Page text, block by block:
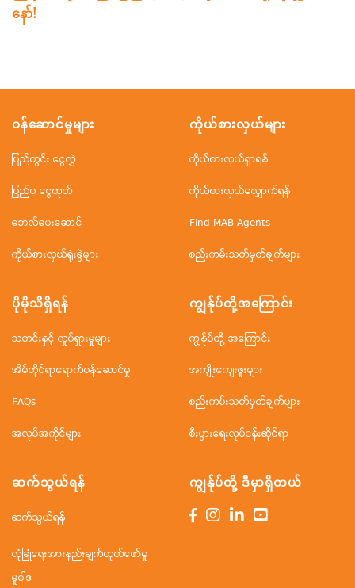
နော်!
ဝန်ဆောင်မှုများ
ပြည်တွင်း ငွေလွှဲ
ပြည်ပ ငွေထုတ်
ဘေလ်ပေးဆောင်
ကိုယ်စားလှယ်ရုံးခွဲများ
ကိုယ်စားလှယ်များ
ကိုယ်စားလှယ်ရှာရန်
ကိုယ်စားလှယ်လျှောက်ရန်
Find MAB Agents
စည်းကမ်းသတ်မှတ်ချက်များ
ပိုမိုသိရှိရန်
သတင်းနှင့် လှုပ်ရှားမှုများ
အိမ်တိုင်ရာရောက်ဝန်ဆောင်မှု
FAQs
အလုပ်အကိုင်များ
ကျွန်ုပ်တို့အ‌ကြောင်း
ကျွန်ုပ်တို့ အကြောင်း
အကျိုးကျေးဇူးများ
စည်းကမ်းသတ်မှတ်ချက်များ
စီးပွားရေးလုပ်ငန်းဆိုင်ရာ
ဆက်သွယ်ရန်
ဆက်သွယ်ရန်
လုံခြုံရေးအားနည်းချက်ထုတ်ဖော်မှု
မူဝါဒ
ကျွန်ုပ်တို့ ဒီမှာရှိတယ်